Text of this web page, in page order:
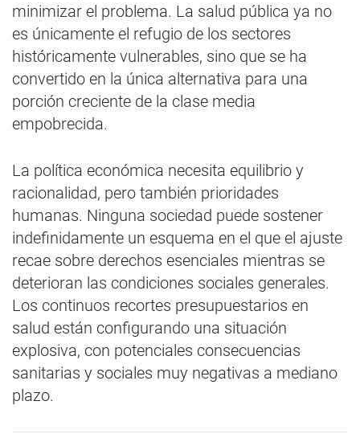
minimizar el problema. La salud pública ya no
es únicamente el refugio de los sectores
históricamente vulnerables, sino que se ha
convertido en la única alternativa para una
porción creciente de la clase media
empobrecida.
La política económica necesita equilibrio y
racionalidad, pero también prioridades
humanas. Ninguna sociedad puede sostener
indefinidamente un esquema en el que el ajuste
recae sobre derechos esenciales mientras se
deterioran las condiciones sociales generales.
Los continuos recortes presupuestarios en
salud están configurando una situación
explosiva, con potenciales consecuencias
sanitarias y sociales muy negativas a mediano
plazo.